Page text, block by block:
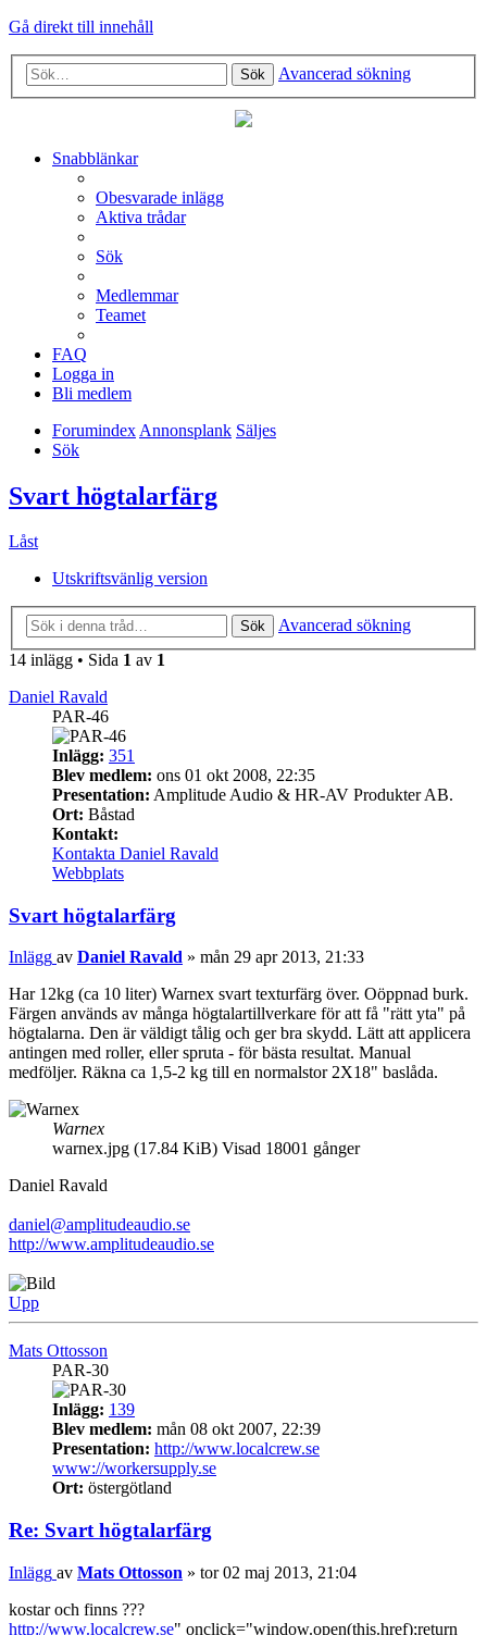
Gå direkt till innehåll
Sök Avancerad sökning
Snabblänkar
Obesvarade inlägg
Aktiva trådar
Sök
Medlemmar
Teamet
FAQ
Logga in
Bli medlem
Forumindex Annonsplank Säljes
Sök
Svart högtalarfärg
Låst
Utskriftsvänlig version
Sök
Avancerad sökning
14 inlägg • Sida 1 av 1
Daniel Ravald
PAR-46
Inlägg: 351
Blev medlem: ons 01 okt 2008, 22:35
Presentation: Amplitude Audio & HR-AV Produkter AB.
Ort: Båstad
Kontakt:
Kontakta Daniel Ravald
Webbplats
Svart högtalarfärg
Inlägg av Daniel Ravald » mån 29 apr 2013, 21:33
Har 12kg (ca 10 liter) Warnex svart texturfärg över. Oöppnad burk.
Färgen används av många högtalartillverkare för att få "rätt yta" på
högtalarna. Den är väldigt tålig och ger bra skydd. Lätt att applicera
antingen med roller, eller spruta - för bästa resultat. Manual
medföljer. Räkna ca 1,5-2 kg till en normalstor 2X18" baslåda.
Warnex
warnex.jpg (17.84 KiB) Visad 18001 gånger
Daniel Ravald
daniel@amplitudeaudio.se
http://www.amplitudeaudio.se
Upp
Mats Ottosson
PAR-30
Inlägg: 139
Blev medlem: mån 08 okt 2007, 22:39
Presentation: http://www.localcrew.se
www://workersupply.se
Ort: östergötland
Re: Svart högtalarfärg
Inlägg av Mats Ottosson » tor 02 maj 2013, 21:04
kostar och finns ???
http://www.localcrew.se" onclick="window.open(this.href);return